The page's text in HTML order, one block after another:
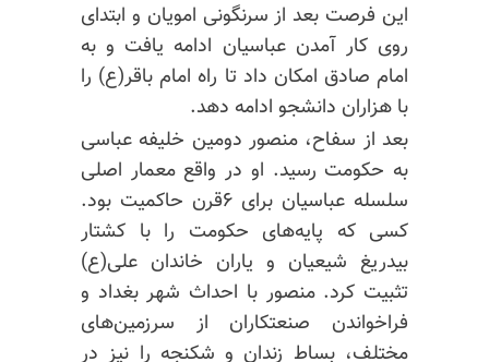
این فرصت بعد از سرنگونی امویان و ابتدای
روی کار آمدن عباسیان ادامه یافت و به
امام صادق امکان داد تا راه امام باقر(ع) را
با هزاران دانشجو ادامه دهد.
بعد از سفاح، منصور دومین خلیفه عباسی
به حکومت رسید. او در واقع معمار اصلی
سلسله عباسیان برای ۶قرن حاکمیت بود.
کسی که پایه‌های حکومت را با کشتار
بیدریغ شیعیان و یاران خاندان علی(ع)
تثبیت کرد. منصور با احداث شهر بغداد و
فراخواندن صنعتکاران از سرزمین‌های
مختلف، بساط زندان و شکنجه را نیز در